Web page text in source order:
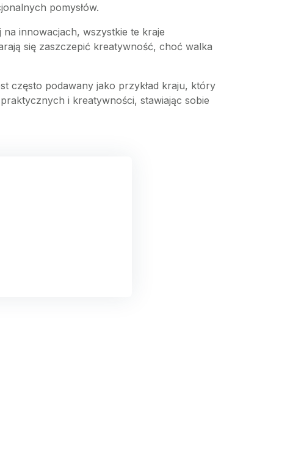
pomysłów.
innowacjach, wszystkie te kraje
się zaszczepić kreatywność, choć walka
często podawany jako przykład kraju, który
i kreatywności, stawiając sobie